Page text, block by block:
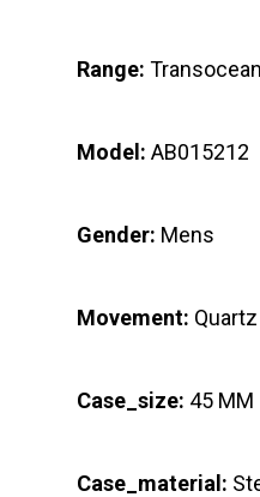
Range: Transocean
Model: AB015212
Gender: Mens
Movement: Quartz
Case_size: 45 MM
Case_material: